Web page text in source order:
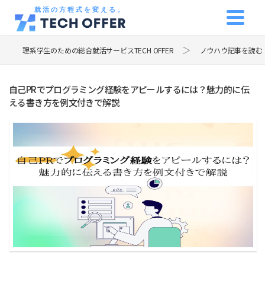
就活の方程式を変える。
理系学生のための総合就活サービスTECH OFFER ノウハウ記事を読む
自己PRでプログラミング経験をアピールするには？魅力的に伝
える書き方を例文付きで解説